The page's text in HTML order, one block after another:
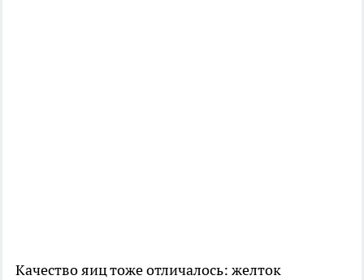
Качество яиц тоже отличалось: желток